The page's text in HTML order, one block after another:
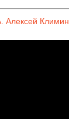
Алексей Климин